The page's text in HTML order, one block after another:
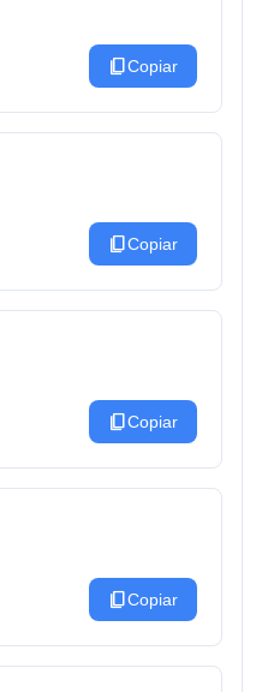
content_copyCopiar
content_copyCopiar
content_copyCopiar
content_copyCopiar